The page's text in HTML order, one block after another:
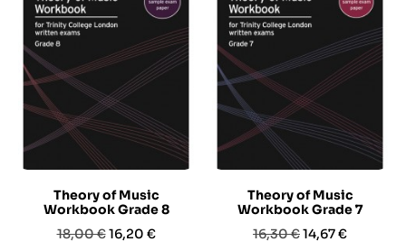
Theory of Music
Workbook Grade 8
Prezzo
18,00 €Prezzo
16,20 €
Theory of Music
Workbook Grade 7
Prezzo
16,30 €Prezzo
14,67 €